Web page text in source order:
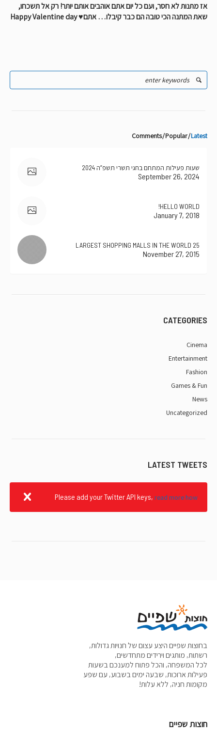
אז מתנות לא חסר, ועם כל יום אתם אוהבים אותם יותר! רק אל תשכחו,
שאת המתנה הכי טובה הם כבר קיבלו… אתם♥ Happy Valentine day
Latest
Popular
Comments
שעות פעילות המתחם בחגי תשרי תשפ”ה 2024
September 26, 2024
HELLO WORLD!
January 7, 2018
25 LARGEST SHOPPING MALLS IN THE WORLD
November 27, 2015
CATEGORIES
Cinema
Entertainment
Fashion
Games & Fun
News
Uncategorized
LATEST TWEETS
Please add your Twitter API keys, read more how
בחוצות שפיים היצע עצום של חנויות גדולות,
רשתות, מותגים וירידים מתחדשים,
לכל המשפחה, והכל פתוח למענכם בשעות
פעילות ארוכות, שבעה ימים בשבוע, עם שפע
מקומות חניה, ללא עלות!
חוצות שפיים